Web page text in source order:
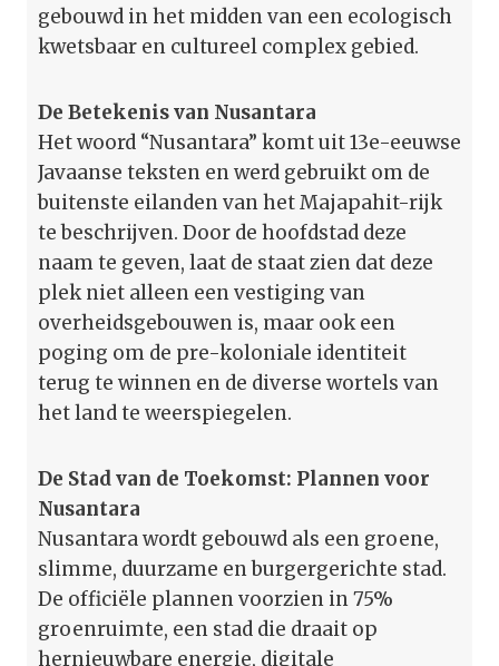
gebouwd in het midden van een ecologisch
kwetsbaar en cultureel complex gebied.
De Betekenis van Nusantara
Het woord “Nusantara” komt uit 13e-eeuwse
Javaanse teksten en werd gebruikt om de
buitenste eilanden van het Majapahit-rijk
te beschrijven. Door de hoofdstad deze
naam te geven, laat de staat zien dat deze
plek niet alleen een vestiging van
overheidsgebouwen is, maar ook een
poging om de pre-koloniale identiteit
terug te winnen en de diverse wortels van
het land te weerspiegelen.
De Stad van de Toekomst: Plannen voor
Nusantara
Nusantara wordt gebouwd als een groene,
slimme, duurzame en burgergerichte stad.
De officiële plannen voorzien in 75%
groenruimte, een stad die draait op
hernieuwbare energie, digitale